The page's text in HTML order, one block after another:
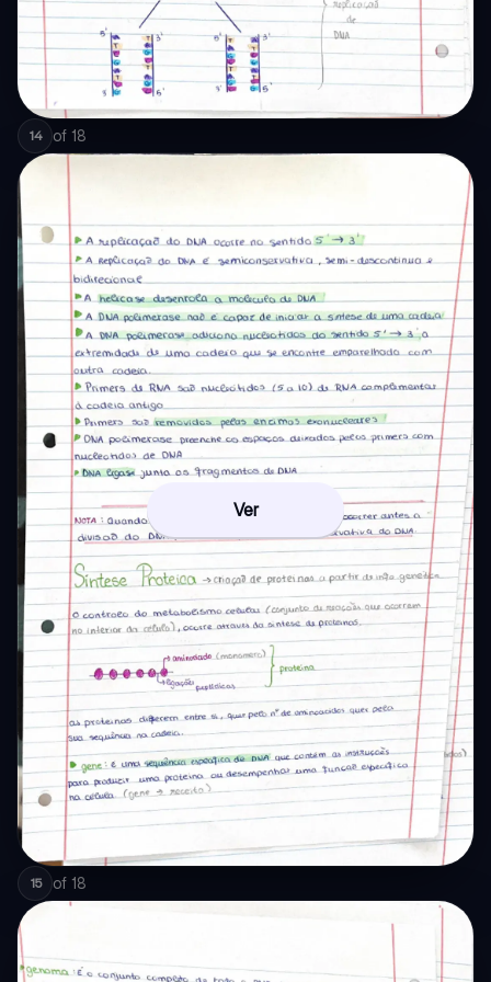
14 of 18
Ver
15 of 18